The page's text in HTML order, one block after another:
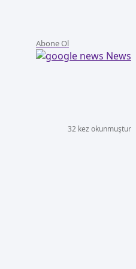
Abone Ol
News
32 kez okunmuştur